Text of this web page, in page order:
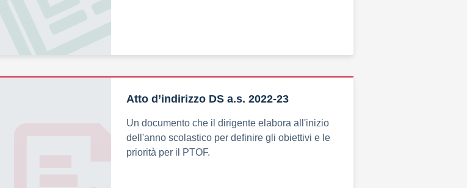
Atto d’indirizzo DS a.s. 2022-23
Un documento che il dirigente elabora all'inizio
dell'anno scolastico per definire gli obiettivi e le
priorità per il PTOF.